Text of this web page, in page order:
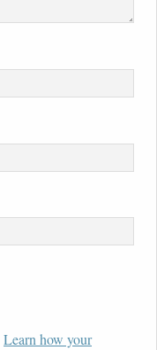
Learn how your